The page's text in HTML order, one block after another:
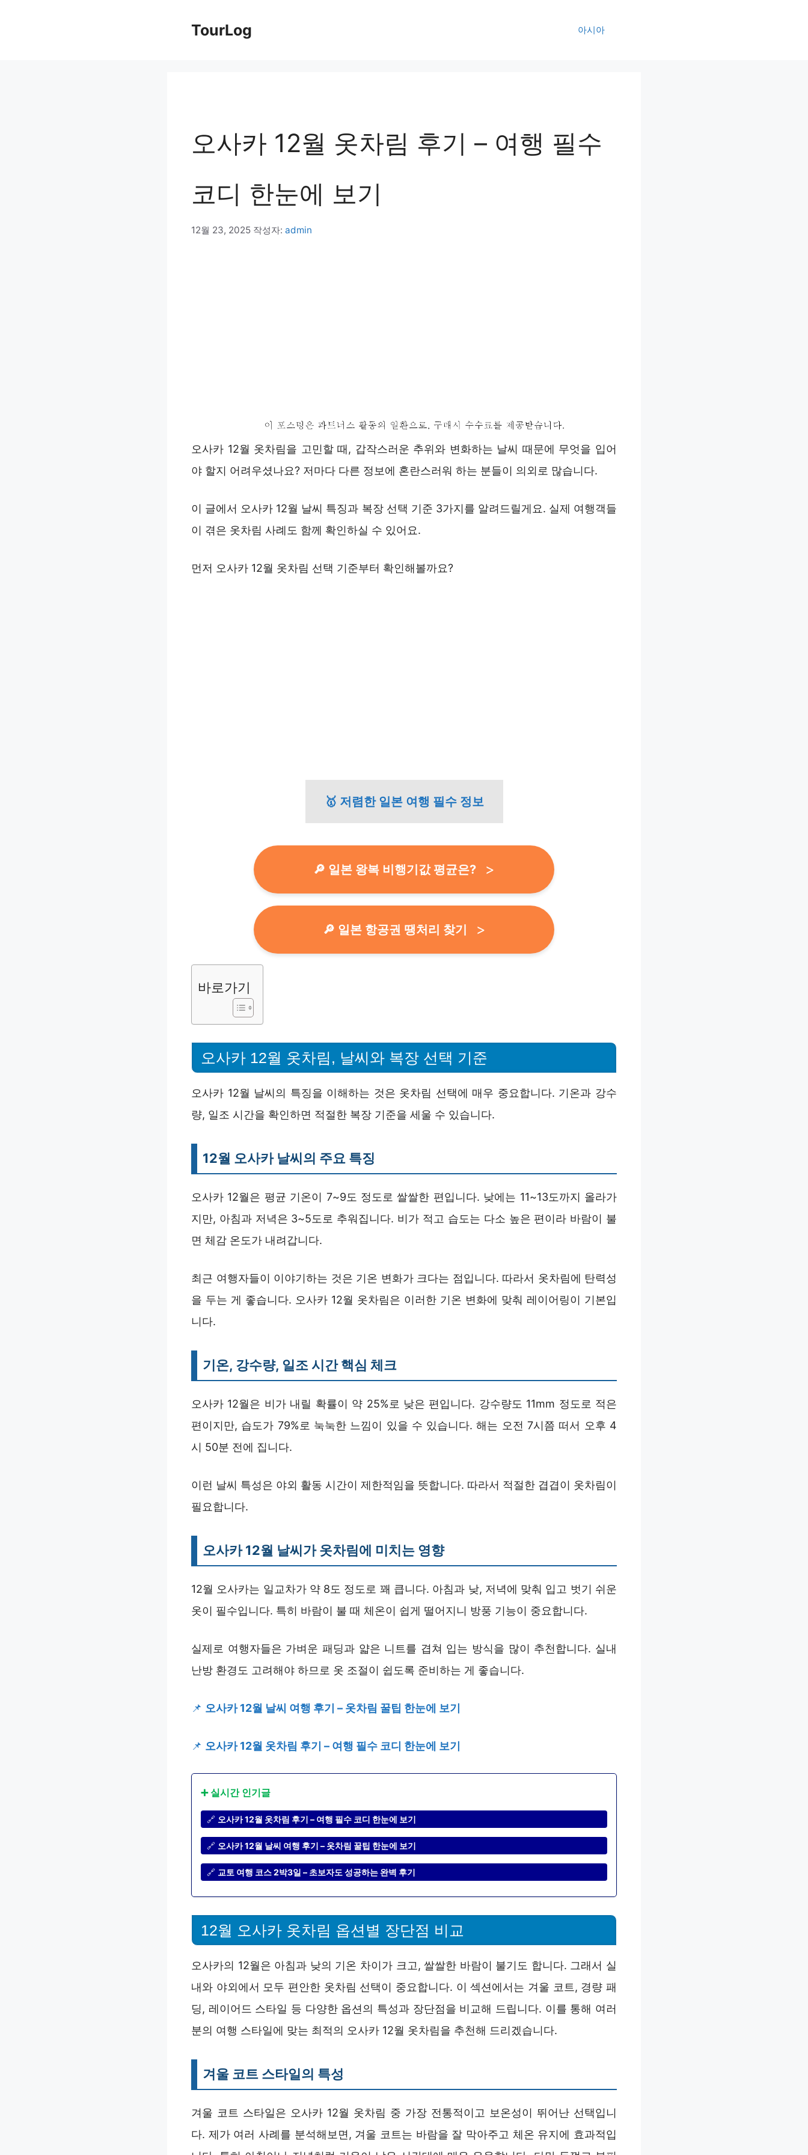
TourLog 아시아
오사카 12월 옷차림 후기 – 여행 필수
코디 한눈에 보기
12월 23, 2025 작성자: admin
오사카 12월 옷차림을 고민할 때, 갑작스러운 추위와 변화하는 날씨 때문에 무엇을 입어
야 할지 어려우셨나요? 저마다 다른 정보에 혼란스러워 하는 분들이 의외로 많습니다.
이 글에서 오사카 12월 날씨 특징과 복장 선택 기준 3가지를 알려드릴게요. 실제 여행객들
이 겪은 옷차림 사례도 함께 확인하실 수 있어요.
먼저 오사카 12월 옷차림 선택 기준부터 확인해볼까요?
🥇 저렴한 일본 여행 필수 정보
🔎 일본 왕복 비행기값 평균은?
🔎 일본 항공권 땡처리 찾기
바로가기
오사카 12월 옷차림, 날씨와 복장 선택 기준
오사카 12월 날씨의 특징을 이해하는 것은 옷차림 선택에 매우 중요합니다. 기온과 강수
량, 일조 시간을 확인하면 적절한 복장 기준을 세울 수 있습니다.
12월 오사카 날씨의 주요 특징
오사카 12월은 평균 기온이 7~9도 정도로 쌀쌀한 편입니다. 낮에는 11~13도까지 올라가
지만, 아침과 저녁은 3~5도로 추워집니다. 비가 적고 습도는 다소 높은 편이라 바람이 불
면 체감 온도가 내려갑니다.
최근 여행자들이 이야기하는 것은 기온 변화가 크다는 점입니다. 따라서 옷차림에 탄력성
을 두는 게 좋습니다. 오사카 12월 옷차림은 이러한 기온 변화에 맞춰 레이어링이 기본입
니다.
기온, 강수량, 일조 시간 핵심 체크
오사카 12월은 비가 내릴 확률이 약 25%로 낮은 편입니다. 강수량도 11mm 정도로 적은
편이지만, 습도가 79%로 눅눅한 느낌이 있을 수 있습니다. 해는 오전 7시쯤 떠서 오후 4
시 50분 전에 집니다.
이런 날씨 특성은 야외 활동 시간이 제한적임을 뜻합니다. 따라서 적절한 겹겹이 옷차림이
필요합니다.
오사카 12월 날씨가 옷차림에 미치는 영향
12월 오사카는 일교차가 약 8도 정도로 꽤 큽니다. 아침과 낮, 저녁에 맞춰 입고 벗기 쉬운
옷이 필수입니다. 특히 바람이 불 때 체온이 쉽게 떨어지니 방풍 기능이 중요합니다.
실제로 여행자들은 가벼운 패딩과 얇은 니트를 겹쳐 입는 방식을 많이 추천합니다. 실내
난방 환경도 고려해야 하므로 옷 조절이 쉽도록 준비하는 게 좋습니다.
📌 오사카 12월 날씨 여행 후기 – 옷차림 꿀팁 한눈에 보기
📌 오사카 12월 옷차림 후기 – 여행 필수 코디 한눈에 보기
➕ 실시간 인기글
🔗 오사카 12월 옷차림 후기 – 여행 필수 코디 한눈에 보기
🔗 오사카 12월 날씨 여행 후기 – 옷차림 꿀팁 한눈에 보기
🔗 교토 여행 코스 2박3일 – 초보자도 성공하는 완벽 후기
12월 오사카 옷차림 옵션별 장단점 비교
오사카의 12월은 아침과 낮의 기온 차이가 크고, 쌀쌀한 바람이 불기도 합니다. 그래서 실
내와 야외에서 모두 편안한 옷차림 선택이 중요합니다. 이 섹션에서는 겨울 코트, 경량 패
딩, 레이어드 스타일 등 다양한 옵션의 특성과 장단점을 비교해 드립니다. 이를 통해 여러
분의 여행 스타일에 맞는 최적의 오사카 12월 옷차림을 추천해 드리겠습니다.
겨울 코트 스타일의 특성
겨울 코트 스타일은 오사카 12월 옷차림 중 가장 전통적이고 보온성이 뛰어난 선택입니
다. 제가 여러 사례를 분석해보면, 겨울 코트는 바람을 잘 막아주고 체온 유지에 효과적입